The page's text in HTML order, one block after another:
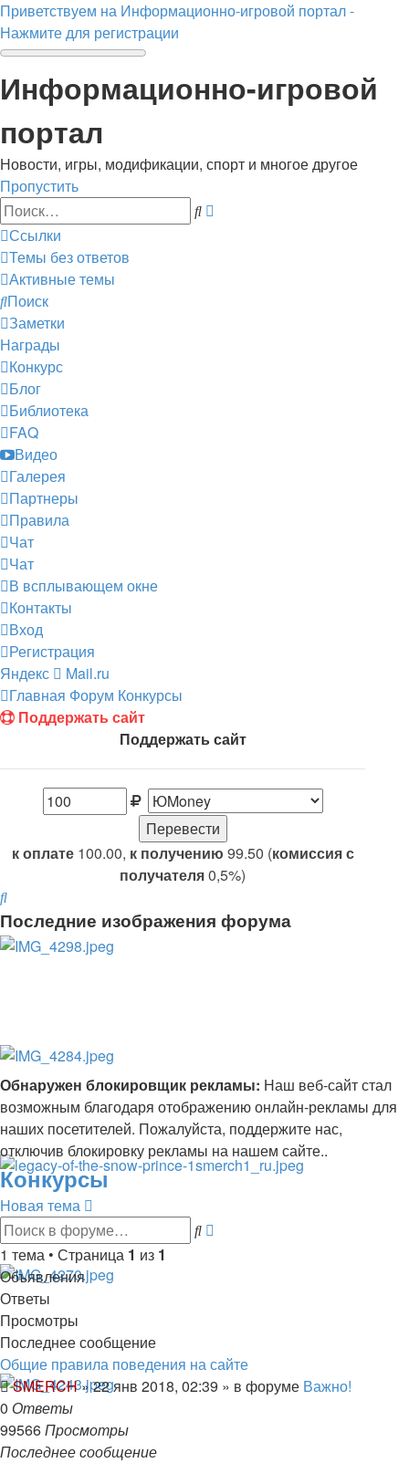
Приветствуем на Информационно-игровой портал -
Нажмите для регистрации
Информационно-игровой
портал
Новости, игры, модификации, спорт и многое другое
Пропустить
Поиск
Ссылки
Темы без ответов
Активные темы
Поиск
Заметки
Награды
Конкурс
Блог
Библиотека
FAQ
Видео
Галерея
Партнеры
Правила
Чат
Чат
В всплывающем окне
Контакты
Вход
Регистрация
Яндекс
Mail.ru
Главная Форум Конкурсы
Поддержать сайт
Поддержать сайт
к оплате100.00, к получению 99.50 (комиссия с
получателя0,5%)
Поиск
Последние изображения форума
Обнаружен блокировщик рекламы: Наш веб-сайт стал
возможным благодаря отображению онлайн-рекламы для
наших посетителей. Пожалуйста, поддержите нас,
отключив блокировку рекламы на нашем сайте..
Конкурсы
Новая тема
Поиск
1 тема • Страница 1 из 1
Объявления
Ответы
Просмотры
Последнее сообщение
Общие правила поведения на сайте
SMERCH»22 янв 2018, 02:39 » в форуме Важно!
0 Ответы
99566Просмотры
Последнее сообщение